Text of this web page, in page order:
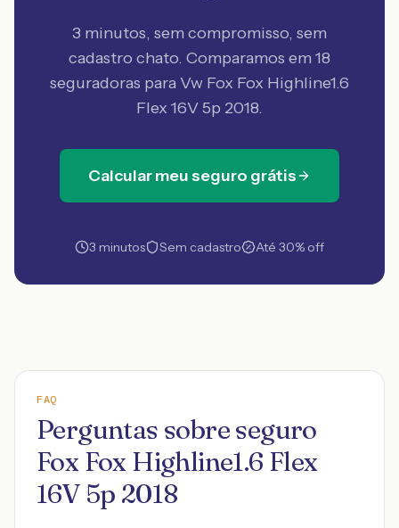
3 minutos, sem compromisso, sem
cadastro chato. Comparamos em 18
seguradoras para Vw Fox Fox Highline1.6
Flex 16V 5p 2018.
Calcular meu seguro grátis
3 minutos Sem cadastro Até 30% off
FAQ
Perguntas sobre seguro
Fox Fox Highline1.6 Flex
16V 5p 2018